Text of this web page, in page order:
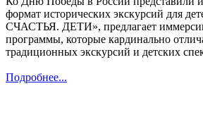
формат исторических экскурсий для
СЧАСТЬЯ. ДЕТИ», предлагает
программы, которые кардинально
традиционных экскурсий и детских
Подробнее...